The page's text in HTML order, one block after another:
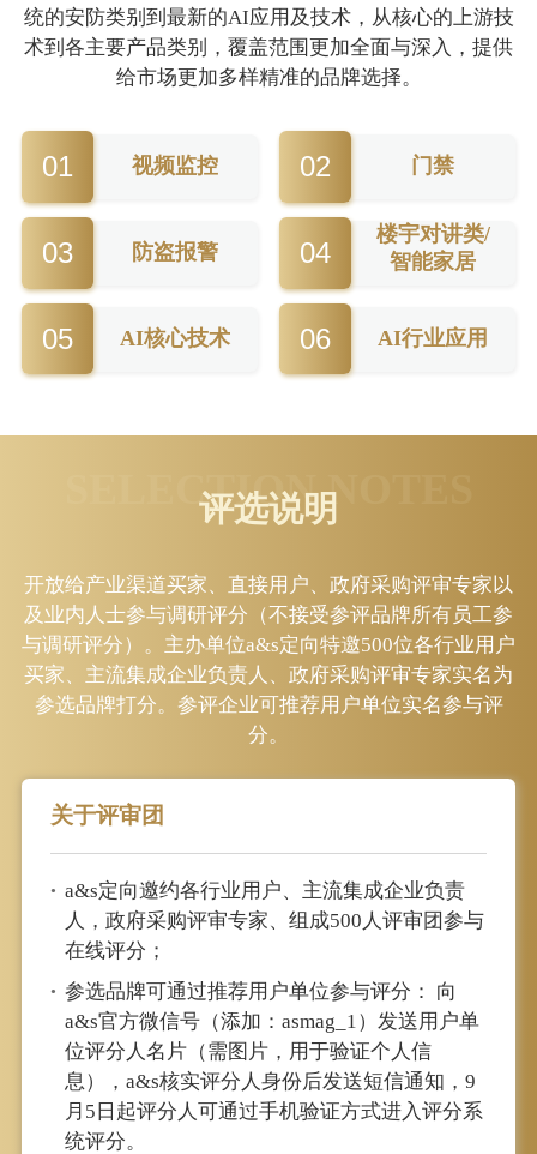
统的安防类别到最新的AI应用及技术，从核心的上游技
术到各主要产品类别，覆盖范围更加全面与深入，提供
给市场更加多样精准的品牌选择。
01 视频监控 02 门禁
03 防盗报警 04
楼宇对讲类/
智能家居
05 AI核心技术 06 AI行业应用
SELECTION NOTES
评选说明
开放给产业渠道买家、直接用户、政府采购评审专家以
及业内人士参与调研评分（不接受参评品牌所有员工参
与调研评分）。主办单位a&s定向特邀500位各行业用户
买家、主流集成企业负责人、政府采购评审专家实名为
参选品牌打分。参评企业可推荐用户单位实名参与评
分。
关于评审团
• a&s定向邀约各行业用户、主流集成企业负责
人，政府采购评审专家、组成500人评审团参与
在线评分；
• 参选品牌可通过推荐用户单位参与评分： 向
a&s官方微信号（添加：asmag_1）发送用户单
位评分人名片（需图片，用于验证个人信
息），a&s核实评分人身份后发送短信通知，9
月5日起评分人可通过手机验证方式进入评分系
统评分。